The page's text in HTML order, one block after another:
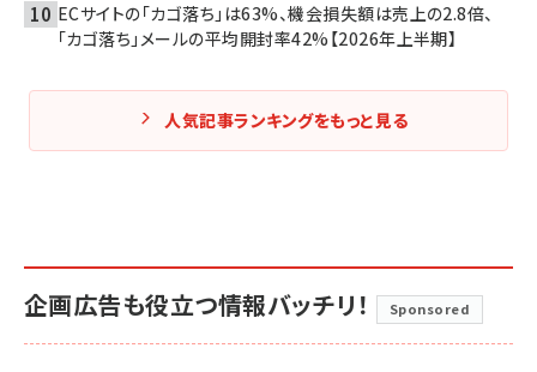
ECサイトの「カゴ落ち」は63%、機会損失額は売上の2.8倍、
「カゴ落ち」メールの平均開封率42%【2026年上半期】
人気記事ランキングをもっと見る
企画広告も役立つ情報バッチリ！ Sponsored